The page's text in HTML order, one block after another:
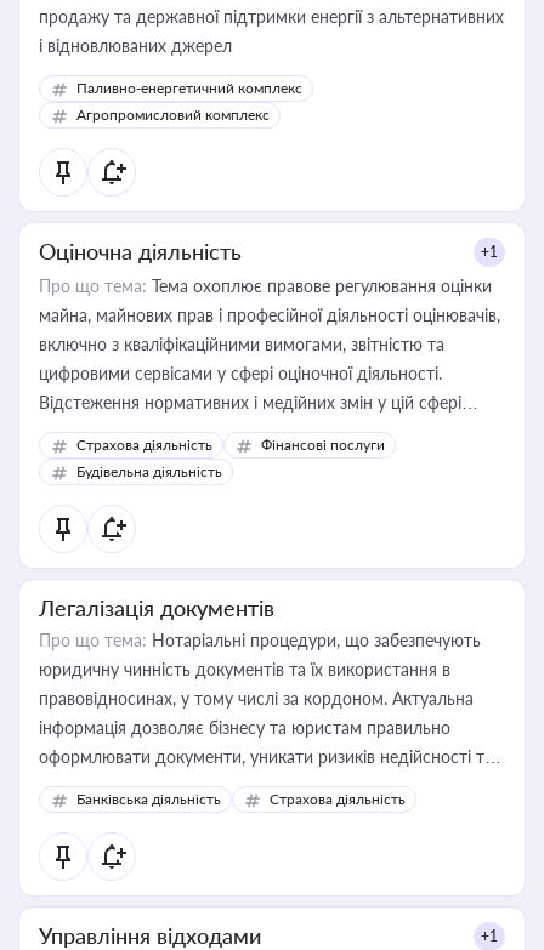
продажу та державної підтримки енергії з альтернативних
і відновлюваних джерел
Паливно-енергетичний комплекс
Агропромисловий комплекс
Оціночна діяльність +1
Про що тема: Тема охоплює правове регулювання оцінки
майна, майнових прав і професійної діяльності оцінювачів,
включно з кваліфікаційними вимогами, звітністю та
цифровими сервісами у сфері оціночної діяльності.
Відстеження нормативних і медійних змін у цій сфері
корисне для власника бізнесу, керівника, юриста або
бухгалтера під час оподаткування, приватизації, оренди
державного майна, корпоративних угод і перевірки
статусу суб'єктів оціночної діяльності
Страхова діяльність
Фінансові послуги
Будівельна діяльність
Легалізація документів
Про що тема: Нотаріальні процедури, що забезпечують
юридичну чинність документів та їх використання в
правовідносинах, у тому числі за кордоном. Актуальна
інформація дозволяє бізнесу та юристам правильно
оформлювати документи, уникати ризиків недійсності та
забезпечувати їх належне прийняття органами влади та
контрагентами
Банківська діяльність Страхова діяльність
Управління відходами +1